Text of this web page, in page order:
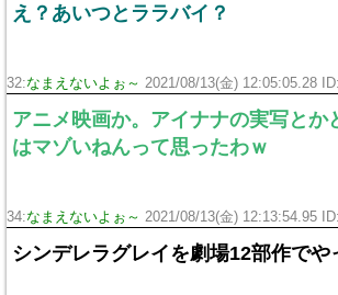
え？あいつとララバイ？
32:なまえないよぉ～ 2021/08/13(金) 12:05:05.28
アニメ映画か。アイナナの実写とか
はマゾいねんって思ったわｗ
34:なまえないよぉ～ 2021/08/13(金) 12:13:54.95
シンデレラグレイを劇場12部作でや